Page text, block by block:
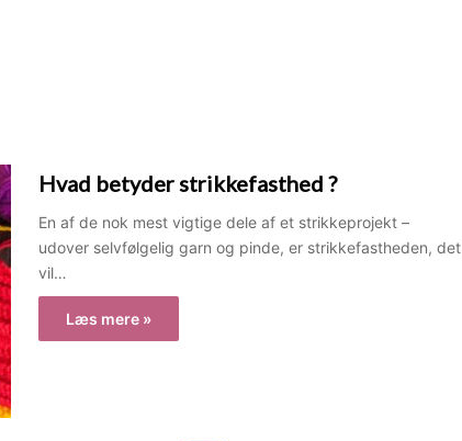
Hvad betyder strikkefasthed ?
En af de nok mest vigtige dele af et strikkeprojekt –
udover selvfølgelig garn og pinde, er strikkefastheden, det
vil…
Læs mere »